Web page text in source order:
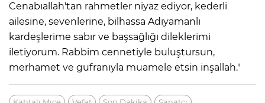
Cenabıallah'tan rahmetler niyaz ediyor, kederli
ailesine, sevenlerine, bilhassa Adıyamanlı
kardeşlerime sabır ve başsağlığı dileklerimi
iletiyorum. Rabbim cennetiyle buluştursun,
merhamet ve gufranıyla muamele etsin inşallah."